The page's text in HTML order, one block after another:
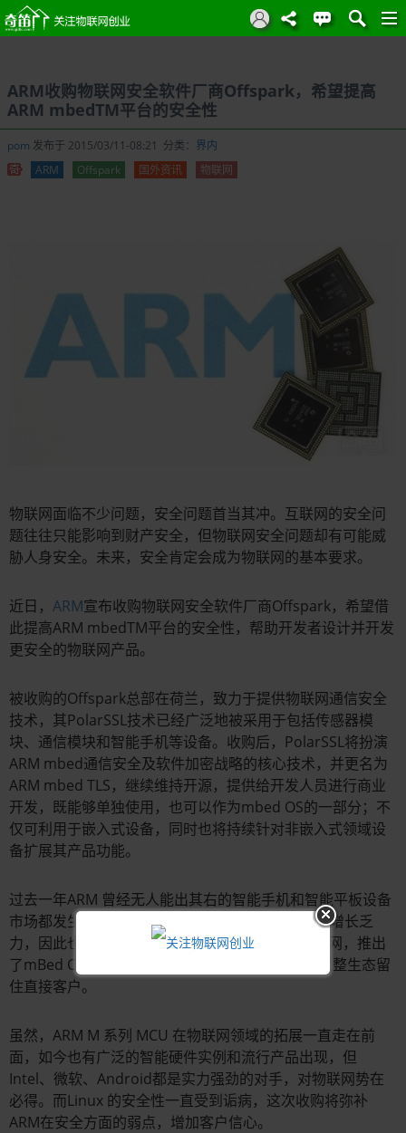
ARM收购物联网安全软件厂商Offspark，希望提高
ARM mbedTM平台的安全性
pom 发布于 2015/03/11-08:21 分类： 界内
ARM
Offspark 国外资讯 物联网
物联网面临不少问题，安全问题首当其冲。互联网的安全问
题往往只能影响到财产安全，但物联网安全问题却有可能威
胁人身安全。未来，安全肯定会成为物联网的基本要求。
近日， ARM宣布收购物联网安全软件厂商Offspark，希望借
此提高ARM mbedTM平台的安全性，帮助开发者设计并开发
更安全的物联网产品。
被收购的Offspark总部在荷兰，致力于提供物联网通信安全
技术，其PolarSSL技术已经广泛地被采用于包括传感器模
块、通信模块和智能手机等设备。收购后，PolarSSL将扮演
ARM mbed通信安全及软件加密战略的核心技术，并更名为
ARM mbed TLS，继续维持开源，提供给开发人员进行商业
开发，既能够单独使用，也可以作为mbed OS的一部分；不
仅可利用于嵌入式设备，同时也将持续针对非嵌入式领域设
备扩展其产品功能。
过去一年ARM 曾经无人能出其右的智能手机和智能平板设备
市场都发生了不小的变化。ARM虽依然领先，但已增长乏
力，因此也在寻求转型，最近半年一直在布局物联网，推出
了mBed OS，想要更多的触及终端消费者，通过完整生态留
住直接客户。
虽然，ARM M 系列 MCU 在物联网领域的拓展一直走在前
面，如今也有广泛的智能硬件实例和流行产品出现，但
Intel、微软、Android都是实力强劲的对手，对物联网势在
必得。而Linux 的安全性一直受到诟病，这次收购将弥补
ARM在安全方面的弱点，增加客户信心。